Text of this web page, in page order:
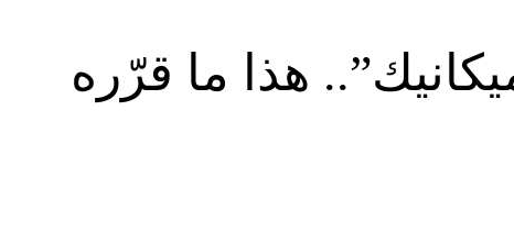
هذا ما قرّره